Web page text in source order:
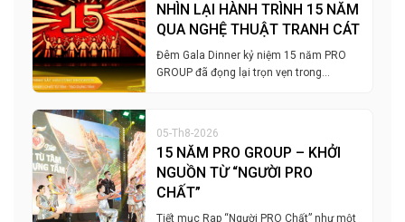
NHÌN LẠI HÀNH TRÌNH 15 NĂM
QUA NGHỆ THUẬT TRANH CÁT
Đêm Gala Dinner kỷ niệm 15 năm PRO
GROUP đã đọng lại trọn vẹn trong…
05-Th8-2026
15 NĂM PRO GROUP – KHỞI
NGUỒN TỪ “NGƯỜI PRO
CHẤT”
Tiết mục Rap “Người PRO Chất” như một